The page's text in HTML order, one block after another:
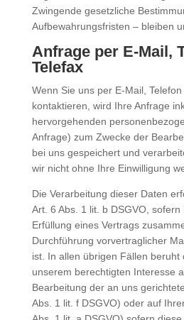
Zwingende gesetzliche
Aufbewahrungsfristen – bleiben
Anfrage per E-Mail,
Telefax
Wenn Sie uns per E-Mail,
kontaktieren, wird Ihre Anfrage
hervorgehenden
Anfrage) zum Zwecke der
bei uns gespeichert und
wir nicht ohne Ihre Einwilligung
Die Verarbeitung dieser Daten
Art. 6 Abs. 1 lit. b DSGVO,
Erfüllung eines Vertrags
Durchführung vorvertraglicher
ist. In allen übrigen Fällen beruht
unserem berechtigten Interesse
Bearbeitung der an uns
Abs. 1 lit. f DSGVO) oder auf